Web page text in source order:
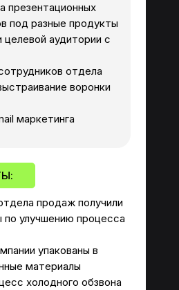
презентационных
под разные продукты
целевой аудитории с
отдела
воронки
маркетинга
продаж получили
по улучшению процесса
упакованы в
материалы
холодного обзвона